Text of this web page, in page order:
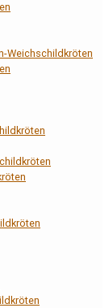
Weichschildkröten